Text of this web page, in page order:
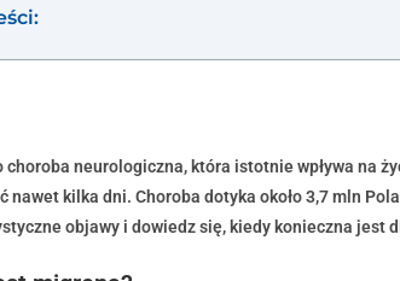
choroba neurologiczna, która istotnie wpływa na
nawet kilka dni. Choroba dotyka około 3,7 mln
objawy i dowiedz się, kiedy konieczna jest